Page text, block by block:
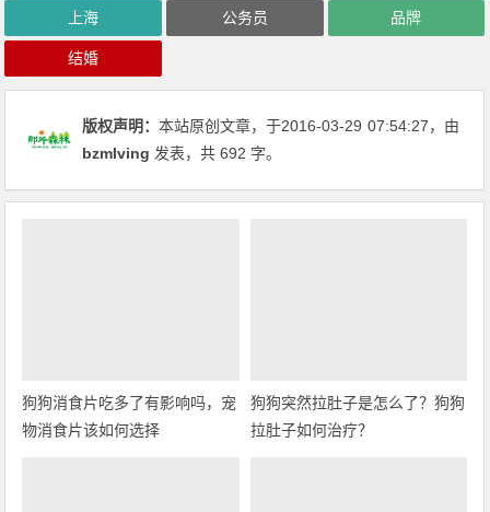
上海 公务员 品牌
结婚
版权声明：本站原创文章，于2016-03-29 07:54:27，由
bzmlving 发表，共 692 字。
狗狗消食片吃多了有影响吗，宠
物消食片该如何选择
狗狗突然拉肚子是怎么了？狗狗
拉肚子如何治疗？